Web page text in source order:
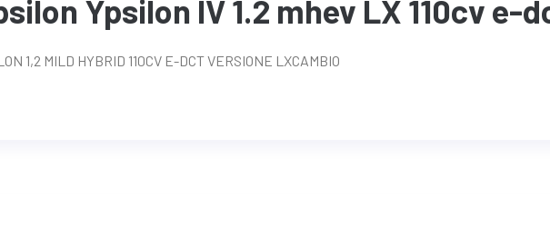
Ypsilon IV 1.2 mhev LX 110cv e-
1,2 MILD HYBRID 110CV E-DCT VERSIONE LXCAMBIO